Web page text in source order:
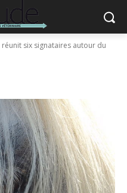
six signataires autour du